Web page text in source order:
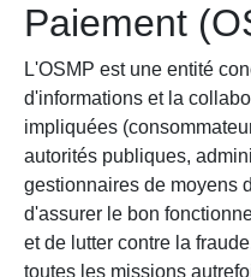
Paiement
L'OSMP est une entité
d'informations et la
impliquées
autorités publiques,
gestionnaires de moyens
d'assurer le bon
et de lutter contre la
toutes les missions